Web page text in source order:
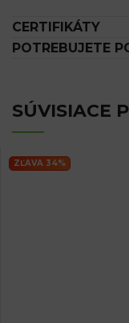
CERTIFIKÁTY
POTREBUJETE
SÚVISIACE
ZĽAVA 34%